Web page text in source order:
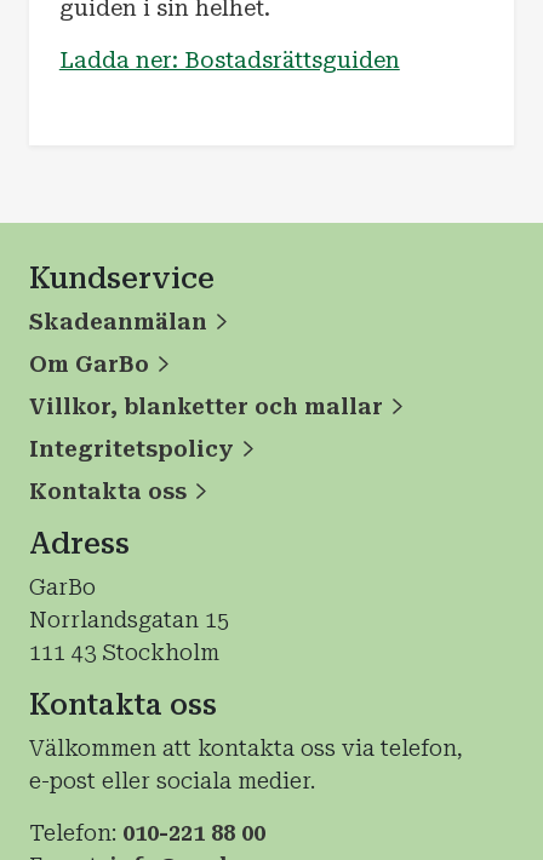
guiden i sin helhet.
Ladda ner: Bostadsrättsguiden
Kundservice
Skadeanmälan
Om GarBo
Villkor, blanketter och mallar
Integritetspolicy
Kontakta oss
Adress
GarBo
Norrlandsgatan 15
111 43 Stockholm
Kontakta oss
Välkommen att kontakta oss via telefon,
e-post eller sociala medier.
Telefon: 010-221 88 00